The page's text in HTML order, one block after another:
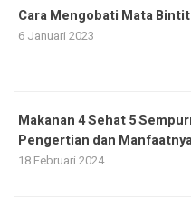
Cara Mengobati Mata
6 Januari 2023
Makanan 4 Sehat 5
Pengertian dan
18 Februari 2024